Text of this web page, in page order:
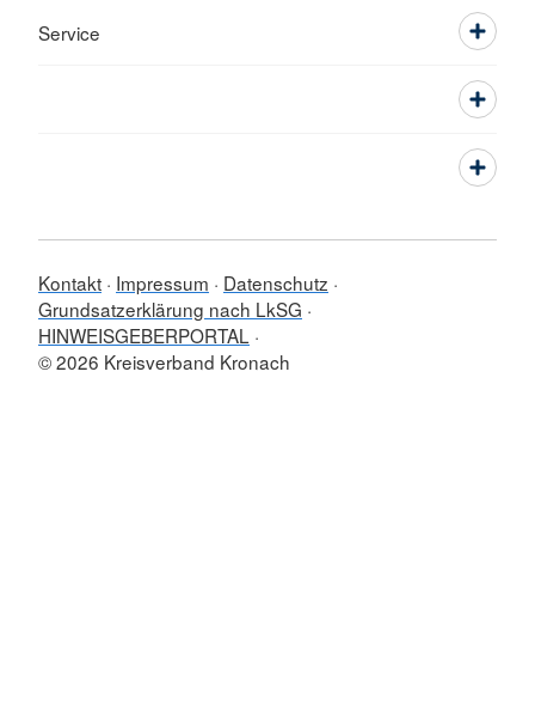
Service
Kontakt Impressum
Datenschutz
Grundsatzerklärung nach LkSG
HINWEISGEBERPORTAL
© 2026 Kreisverband Kronach